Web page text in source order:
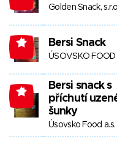
Golden Snack,
-4 Bersi Snack
ÚSOVSKO FOOD
-4
Bersi snack s
příchutí
šunky
Úsovsko Food a.s.